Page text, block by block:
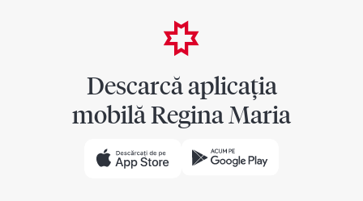
Descarcă aplicația
mobilă Regina Maria